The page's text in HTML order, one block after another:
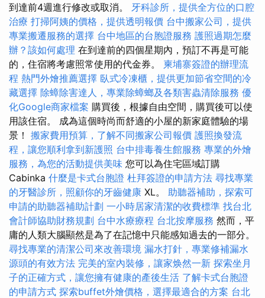
到達前4週進行修改或取消。 牙科診所，提供全方位的口腔
治療 打掃阿姨的價格，提供透明報價 台中搬家公司，提供
專業搬遷服務的選擇 台中地區的台胞證服務 護照過期怎麼
辦？該如何處理 在到達前的四個星期內，預訂不再是可能
的，住宿將考慮照常使用的代金券。 柬埔寨簽證的辦理流
程 熱門外燴推薦選擇 臥式冷凍櫃，提供更加節省空間的冷
藏選擇 除蟑除害達人，專業除蟑螂及各類害蟲清除服務 優
化Google商家檔案 購買後，根據自由空間，購買後可以使
用該住宿。 成為這個時尚而舒適的小屋的新家庭體驗的場
景！ 搬家費用預算，了解不同搬家公司報價 護照換發流
程，讓您順利拿到新護照 台中排毒養生館服務 專業的外燴
服務，為您的活動提供美味 您可以為住宅區域訂購
Cabinka 什麼是卡式台胞證 杜拜簽證的申請方法 尋找專業
的牙醫診所，照顧你的牙齒健康 XL。 助聽器補助，探索可
申請的助聽器補助計劃 一小時居家清潔的收費標準 找台北
會計師協助財務規劃 台中水療療程 台北按摩服務 然而，平
庸的人類大腦顯然是為了在記憶中只能感知過去的一部分。
尋找專業的清潔公司來改善環境 漏水打針，專業修補漏水
源頭的有效方法 完美的室內裝修，讓家焕然一新 探索坐月
子的正確方式，讓您擁有健康的產後生活 了解卡式台胞證
的申請方式 探索buffet外燴價格，選擇最適合的方案 台北